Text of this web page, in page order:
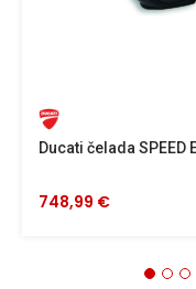
Ducati čelada SPEED
748,99 €